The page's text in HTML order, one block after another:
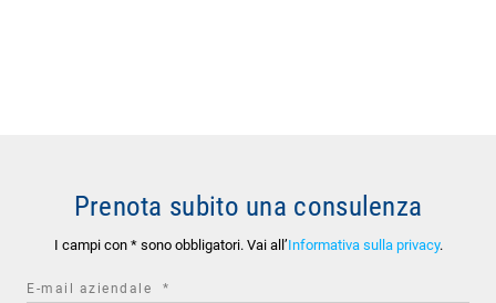
Prenota subito una consulenza
I campi con * sono obbligatori. Vai all’Informativa sulla privacy.
E-mail aziendale *